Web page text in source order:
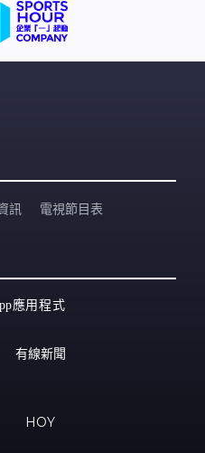
訊 電視節目表
應用程式
有線新聞
HOY